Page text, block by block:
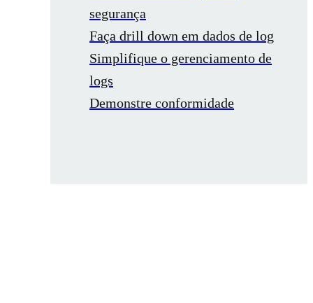
segurança
Faça drill down em dados de log
Simplifique o gerenciamento de
logs
Demonstre conformidade